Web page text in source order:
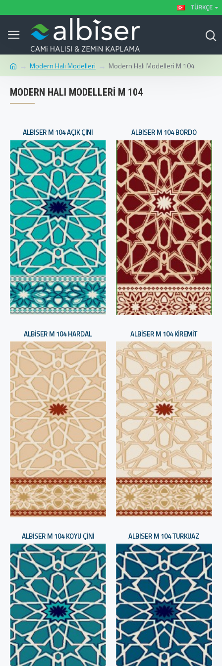
TÜRKÇE
Modern Halı Modelleri Modern Halı Modelleri M 104
MODERN HALI MODELLERI M 104
ALBISER M 104 AÇIK ÇINI ALBISER M 104 BORDO
ALBISER M 104 HARDAL ALBISER M 104 KIREMIT
ALBISER M 104 KOYU ÇINI ALBISER M 104 TURKUAZ